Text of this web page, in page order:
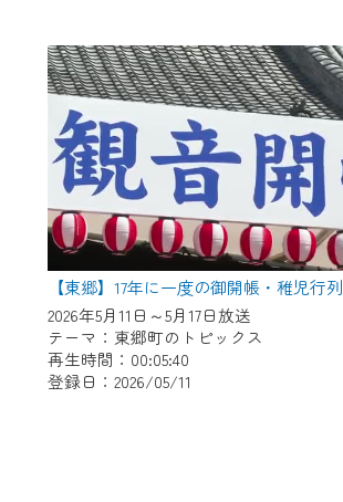
【東郷】17年に一度の御開帳・稚児行列
2026年5月11日～5月17日放送
テーマ：東郷町のトピックス
再生時間：00:05:40
登録日：2026/05/11